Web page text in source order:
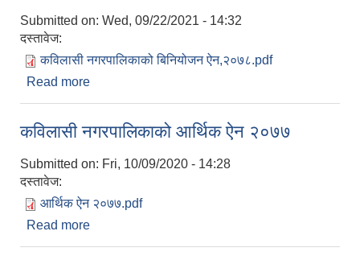
Submitted on: Wed, 09/22/2021 - 14:32
दस्तावेज:
कविलासी नगरपालिकाको बिनियोजन ऐन,२०७८.pdf
Read more
कविलासी नगरपालिकाको आर्थिक ऐन २०७७
Submitted on: Fri, 10/09/2020 - 14:28
दस्तावेज:
आर्थिक ऐन २०७७.pdf
Read more